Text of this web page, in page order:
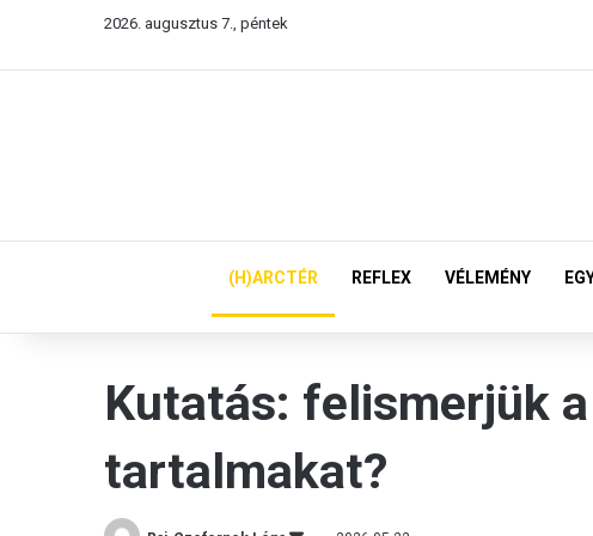
2026. augusztus 7., péntek
(H)ARCTÉR REFLEX VÉLEMÉNY
Kutatás: felismerjük
tartalmakat?